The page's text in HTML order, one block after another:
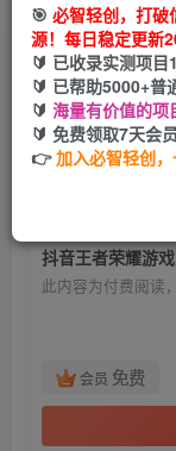
抖音王者荣耀
操玩法分享给
必智轻创
2年前发布
此内容为付费阅读
会员 免费
🎯 必智轻创，打破
源！每日稳定更新
🔰 已收录实测项
🔰 已帮助5000+普
🔰 海量有价值的项
🔰 免费领取7天会
👉加入必智轻创，